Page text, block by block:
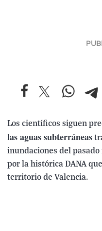
Los científicos siguen
las aguas subterráneas
inundaciones del
por la histórica DANA
territorio de Valencia.